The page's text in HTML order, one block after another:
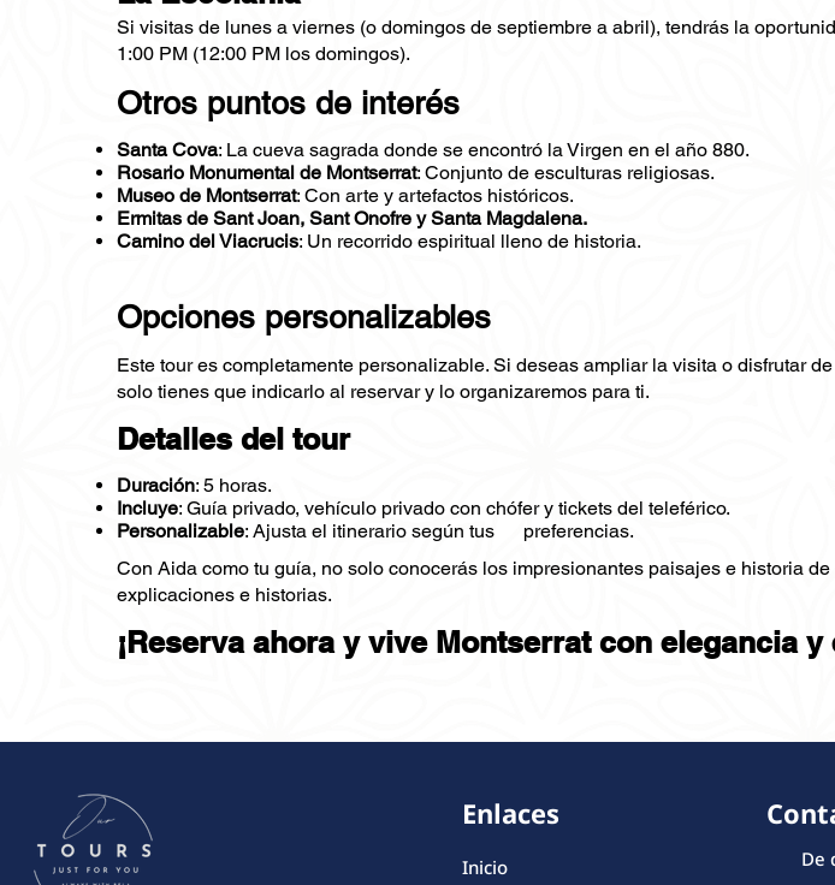
Si visitas de lunes a viernes (o domingos de septiembre a abril), tendrás la
1:00 PM (12:00 PM los domingos).
Otros puntos de interés
Santa Cova: La cueva sagrada donde se encontró la Virgen en el año 880.
Rosario Monumental de Montserrat: Conjunto de esculturas religiosas.
Museo de Montserrat: Con arte y artefactos históricos.
Ermitas de Sant Joan, Sant Onofre y Santa Magdalena.
Camino del Viacrucis: Un recorrido espiritual lleno de historia.
Opciones personalizables
Este tour es completamente personalizable. Si deseas ampliar la visita o disfrutar
solo tienes que indicarlo al reservar y lo organizaremos para ti.
Detalles del tour
Duración: 5 horas.
Incluye: Guía privado, vehículo privado con chófer y tickets del teleférico.
Personalizable: Ajusta el itinerario según tus preferencias.
Con Aida como tu guía, no solo conocerás los impresionantes paisajes e historia
explicaciones e historias.
¡Reserva ahora y vive Montserrat con elegancia
Enlaces
Inicio De